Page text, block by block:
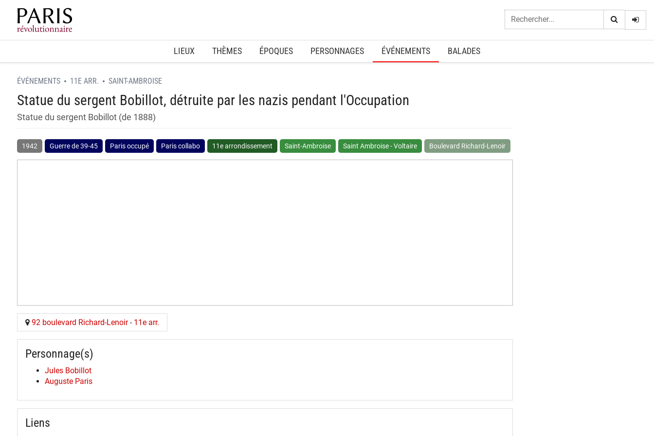
Home
LIEUX THÈMES ÉPOQUES PERSONNAGES ÉVÉNEMENTS BALADES
ÉVÉNEMENTS 11E ARR. SAINT-AMBROISE
Statue du sergent Bobillot, détruite par les nazis pendant l'Occupation
Statue du sergent Bobillot (de 1888)
1942 Guerre de 39-45 Paris occupé Paris collabo 11e arrondissement Saint-Ambroise Saint Ambroise - Voltaire Boulevard Richard-Lenoir
92 boulevard Richard-Lenoir- 11e arr.
Personnage(s)
Jules Bobillot
Auguste Paris
Liens